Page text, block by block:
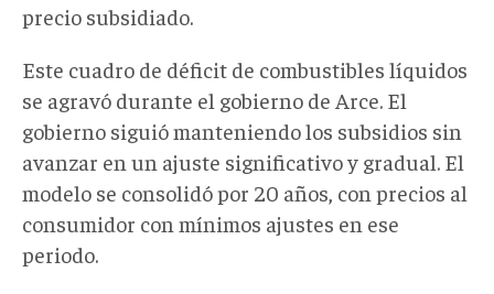
precio subsidiado.
Este cuadro de déficit de combustibles líquidos
se agravó durante el gobierno de Arce. El
gobierno siguió manteniendo los subsidios sin
avanzar en un ajuste significativo y gradual. El
modelo se consolidó por 20 años, con precios al
consumidor con mínimos ajustes en ese
periodo.